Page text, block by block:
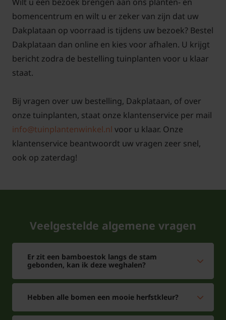
hispanica vraagt om een stevige snoei in de
wintermaanden. Hier heeft deze dakboom geen
moeite mee. U kunt de takken van de Dakplataan
compleet terugknippen tot aan de hoofdtakken
zodat hij de vierkante dakvorm behoudt. Op den
duur ontstaat dan een zeer knoestig uiterlijk. Een
scheuten / takken waardoor een vertakt netwerk
ontstaat, door middel van de nieuwe takken. De
ideale snoeiperiode van de Dakplataan ligt tussen
oktober en maart.
van het blad bevinden zich fijne haartjes die
loskomen bij aanraking. Dit kan leiden tot irritaties
aan de luchtwegen. Gebruik in dat geval een
mondkapje. Snoeien bij vochtig weer helpt ook. Als
de bladeren nat zijn kan het stof niet van de
bomencentrum en wilt u er zeker van zijn dat uw
Dakplataan op voorraad is tijdens uw bezoek? Bestel
Dakplataan dan online en kies voor afhalen. U krijgt
bericht zodra de bestelling tuinplanten voor u klaar
staat.
Bij vragen over uw bestelling, Dakplataan, of over
onze tuinplanten, staat onze klantenservice per mail
info@tuinplantenwinkel.nl voor u klaar. Onze
klantenservice beantwoordt uw vragen zeer snel,
ook op zaterdag!
Veelgestelde algemene vragen
Er zit een bamboestok langs de stam
gebonden, kan ik deze weghalen?
Hebben alle bomen een mooie herfstkleur?